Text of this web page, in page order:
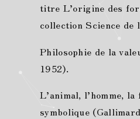
titre L’origine des
collection Science de
Philosophie de la
1952).
L’animal, l’homme,
symbolique